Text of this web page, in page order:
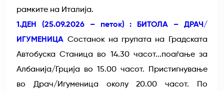
рамките на Италија.
1.ДЕН (25.09.2026 – петок) : БИТОЛА – ДРАЧ/
ИГУМЕНИЦА Состанок на групата на Градската
Автобуска Станица во 14.30 часот...поаѓање за
Албанија/Грција во 15.00 часот. Пристигнување
во Драч/Игуменица околу 20.00 часот. По